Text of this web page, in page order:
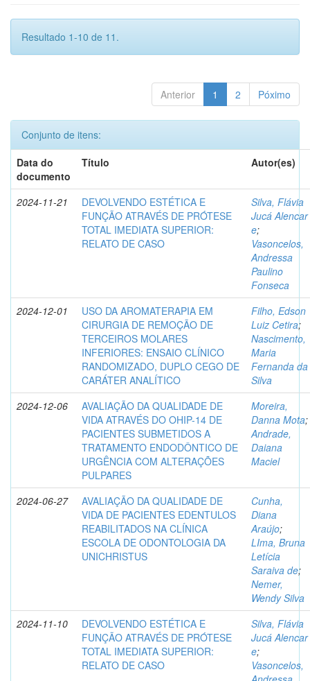
Resultado 1-10 de 11.
Anterior 1 2 Póximo
Conjunto de itens:
Data do
documento
Título Autor(es)
2024-11-21
DEVOLVENDO ESTÉTICA E
FUNÇÃO ATRAVÉS DE PRÓTESE
TOTAL IMEDIATA SUPERIOR:
RELATO DE CASO
Silva, Flávia
Jucá Alencar
e;
Vasoncelos,
Andressa
Paulino
Fonseca
2024-12-01
USO DA AROMATERAPIA EM
CIRURGIA DE REMOÇÃO DE
TERCEIROS MOLARES
INFERIORES: ENSAIO CLÍNICO
RANDOMIZADO, DUPLO CEGO DE
CARÁTER ANALÍTICO
Filho, Edson
Luiz Cetira;
Nascimento,
Maria
Fernanda da
Silva
2024-12-06
AVALIAÇÃO DA QUALIDADE DE
VIDA ATRAVÉS DO OHIP-14 DE
PACIENTES SUBMETIDOS A
TRATAMENTO ENDODÔNTICO DE
URGÊNCIA COM ALTERAÇÕES
PULPARES
Moreira,
Danna Mota;
Andrade,
Daiana
Maciel
2024-06-27
AVALIAÇÃO DA QUALIDADE DE
VIDA DE PACIENTES EDENTULOS
REABILITADOS NA CLÍNICA
ESCOLA DE ODONTOLOGIA DA
UNICHRISTUS
Cunha,
Diana
Araújo;
LIma, Bruna
Letícia
Saraiva de;
Nemer,
Wendy Silva
2024-11-10
DEVOLVENDO ESTÉTICA E
FUNÇÃO ATRAVÉS DE PRÓTESE
TOTAL IMEDIATA SUPERIOR:
RELATO DE CASO
Silva, Flávia
Jucá Alencar
e;
Vasoncelos,